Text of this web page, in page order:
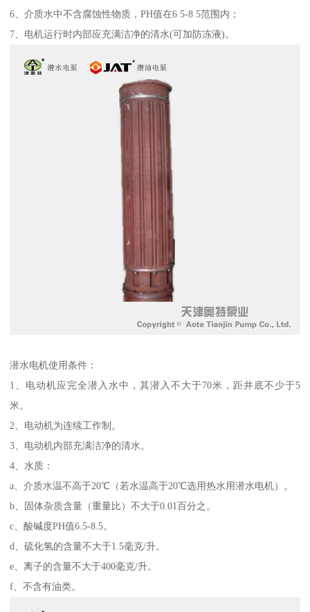
6、介质水中不含腐蚀性物质，PH值在6 5-8 5范围内；
7、电机运行时内部应充满洁净的清水(可加防冻液)。
潜水电机使用条件：
1、电动机应完全潜入水中，其潜入不大于70米，距井底不少于5
米。
2、电动机为连续工作制。
3、电动机内部充满洁净的清水。
4、水质：
a、介质水温不高于20℃（若水温高于20℃选用热水用潜水电机）。
b、固体杂质含量（重量比）不大于0.01百分之。
c、酸碱度PH值6.5-8.5。
d、硫化氢的含量不大于1.5毫克/升。
e、离子的含量不大于400毫克/升。
f、不含有油类。